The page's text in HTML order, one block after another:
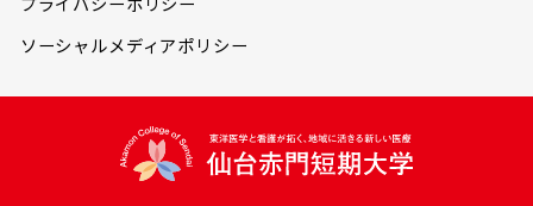
ソーシャルメディアポリシー